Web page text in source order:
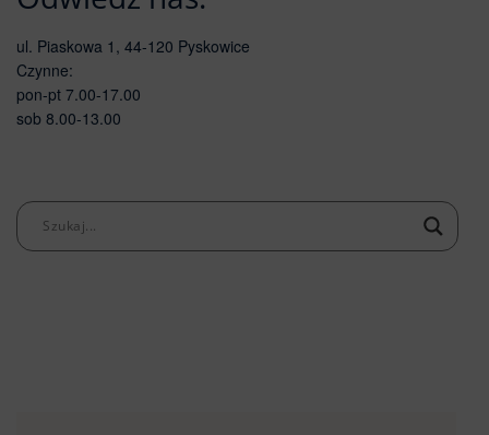
ul. Piaskowa 1, 44-120 Pyskowice
Czynne:
pon-pt 7.00-17.00
sob 8.00-13.00